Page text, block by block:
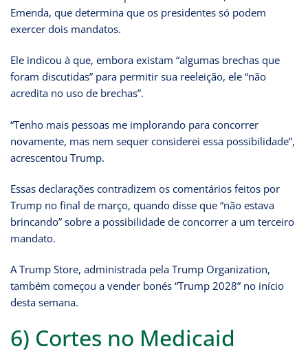
Emenda, que determina que os presidentes só podem
exercer dois mandatos.
Ele indicou à que, embora existam “algumas brechas que
foram discutidas” para permitir sua reeleição, ele “não
acredita no uso de brechas”.
“Tenho mais pessoas me implorando para concorrer
novamente, mas nem sequer considerei essa possibilidade”,
acrescentou Trump.
Essas declarações contradizem os comentários feitos por
Trump no final de março, quando disse que “não estava
brincando” sobre a possibilidade de concorrer a um terceiro
mandato.
A Trump Store, administrada pela Trump Organization,
também começou a vender bonés “Trump 2028” no início
desta semana.
6) Cortes no Medicaid